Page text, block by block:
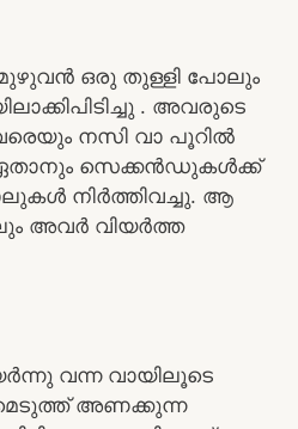
ഒരു തുള്ളി പോലും
. അവരുടെ
നസി വാ പൂറിൽ
ഏതാനും സെക്കൻഡുകൾക്ക്
നിർത്തിവച്ചു. ആ
അവർ വിയർത്ത
വന്ന വായിലൂടെ
അണക്കുന്ന